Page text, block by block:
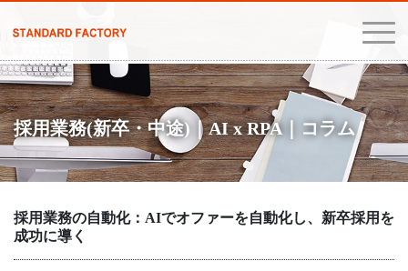
採用業務(新卒・中途)｜AI x RPA｜コラム
採用業務の自動化：AIでオファーを自動化し、新卒採用を
成功に導く